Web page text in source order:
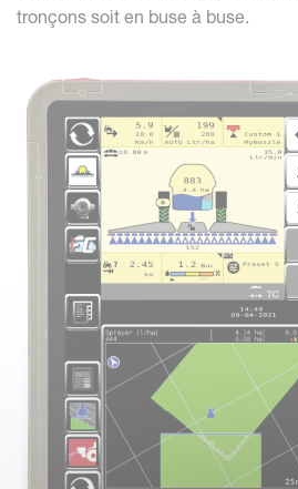
tronçons soit en buse à buse.